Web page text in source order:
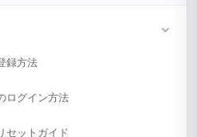
録方法
ログイン方法
セットガイド